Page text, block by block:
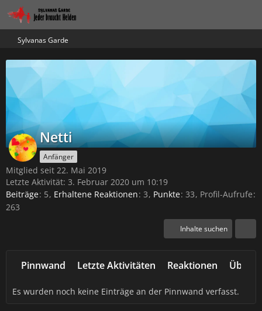
Sylvanas Garde
Netti
Anfänger
Mitglied seit 22. Mai 2019
Letzte Aktivität: 3. Februar 2020 um 10:19
Beiträge 5 Erhaltene Reaktionen 3 Punkte 33 Profil-Aufrufe
263
Inhalte suchen
Pinnwand Letzte Aktivitäten Reaktionen Über
Es wurden noch keine Einträge an der Pinnwand verfasst.